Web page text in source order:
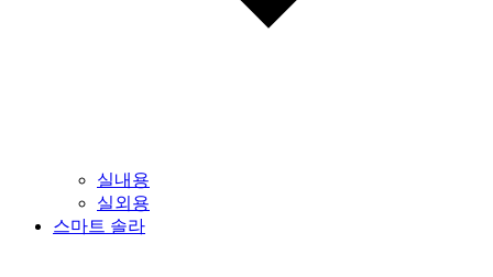
실내용
실외용
스마트 솔라